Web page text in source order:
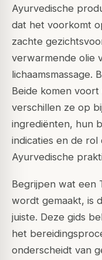
Ayurvedische
dat het voorkomt
zachte
verwarmende olie
lichaamsmassage.
Beide komen
verschillen ze op
ingrediënten, hun
indicaties en de rol
Ayurvedische
Begrijpen wat een
wordt gemaakt, is
juiste. Deze gids
het
onderscheidt van